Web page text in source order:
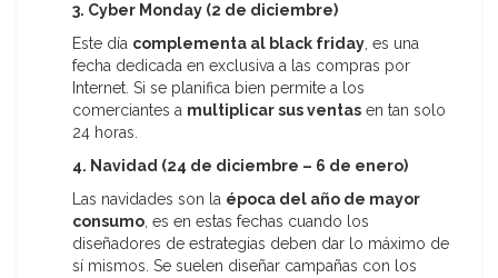
3. Cyber Monday (2 de diciembre)
Este día complementa al black friday, es una
fecha dedicada en exclusiva a las compras por
Internet. Si se planifica bien permite a los
comerciantes a multiplicar sus ventas en tan solo
24 horas.
4. Navidad (24 de diciembre – 6 de enero)
Las navidades son la época del año de mayor
consumo, es en estas fechas cuando los
diseñadores de estrategias deben dar lo máximo de
sí mismos. Se suelen diseñar campañas con los